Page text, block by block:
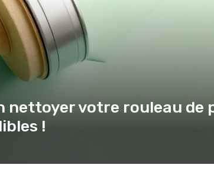
nettoyer votre rouleau de
!